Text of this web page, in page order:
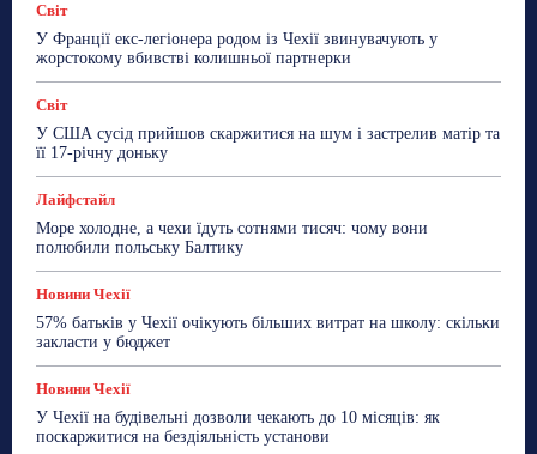
Світ
У Франції екс-легіонера родом із Чехії звинувачують у
жорстокому вбивстві колишньої партнерки
Світ
У США сусід прийшов скаржитися на шум і застрелив матір та
її 17-річну доньку
Лайфстайл
Море холодне, а чехи їдуть сотнями тисяч: чому вони
полюбили польську Балтику
Новини Чехії
57% батьків у Чехії очікують більших витрат на школу: скільки
закласти у бюджет
Новини Чехії
У Чехії на будівельні дозволи чекають до 10 місяців: як
поскаржитися на бездіяльність установи